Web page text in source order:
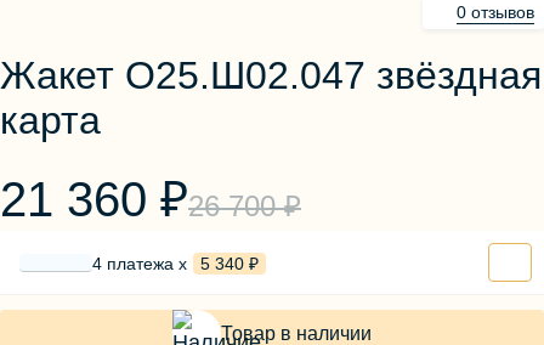
Жакет О25.Ш02.047 звёздная
карта
0 отзывов
26 700 ₽
21 360 ₽
4 платежа х 5 340 ₽
Товар в наличии